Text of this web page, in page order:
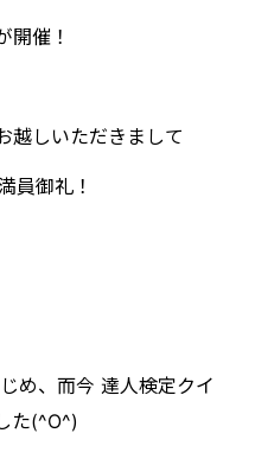
開催！
越しいただきまして
員御礼！
め、而今 達人検定クイ
た(^O^)